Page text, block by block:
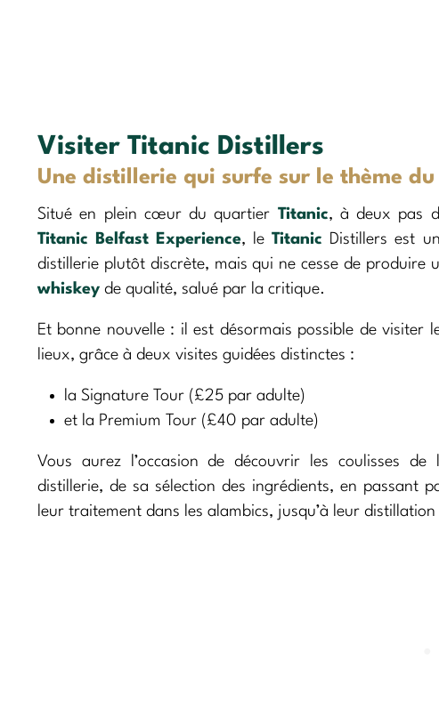
Visiter Titanic Distillers
Une distillerie qui surfe sur le thème
Situé en plein cœur du quartier Titanic, à deux pas
Titanic Belfast Experience, leTitanic Distillers est
distillerie plutôt discrète, mais qui ne cesse de produire
whiskey de qualité, salué par la critique.
Et bonne nouvelle : il est désormais possible de visiter
lieux, grâce à deux visites guidées distinctes :
la Signature Tour (£25 par adulte)
et la Premium Tour (£40 par adulte)
Vous aurez l’occasion de découvrir les coulisses de
distillerie, de sa sélection des ingrédients, en passant
leur traitement dans les alambics, jusqu’à leur